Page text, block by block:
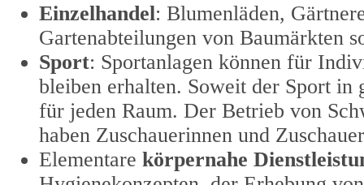
Einzelhandel: Blumenläden,
Gartenabteilungen von Baumärkten
Sport: Sportanlagen können für
bleiben erhalten. Soweit der Sport in
für jeden Raum. Der Betrieb von
haben Zuschauerinnen und
Elementare körpernahe